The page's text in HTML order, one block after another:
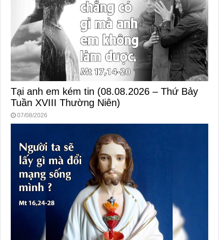
Tại anh em kém tin (08.08.2026 – Thứ Bảy
Tuần XVIII Thường Niên)
07/08/2026